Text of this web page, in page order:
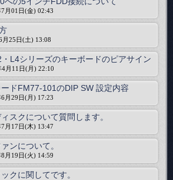
月01日(金) 02:43
25日(土) 13:08
L4シリーズのキーボードのピアサイン
月11日(月) 22:10
ドFM77-101のDIP SW 設定内容
月29日(月) 17:23
スクについて質問します。
月17日(木) 13:47
ンについて。
月19日(火) 14:59
クに関してです。